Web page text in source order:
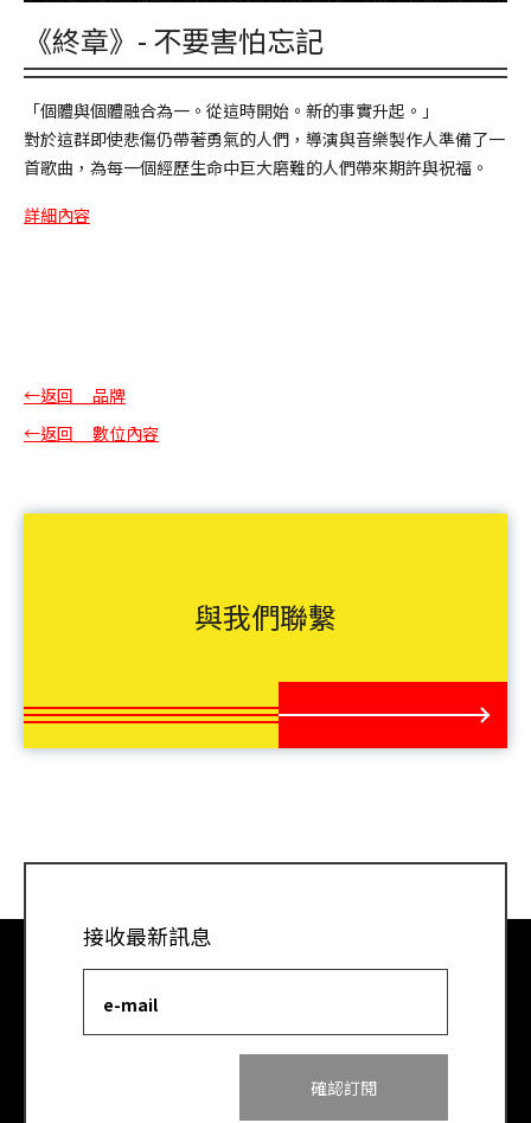
《終章》- 不要害怕忘記
「個體與個體融合為一。從這時開始。新的事實升起。」
對於這群即使悲傷仍帶著勇氣的人們，導演與音樂製作人準備了一
首歌曲，為每一個經歷生命中巨大磨難的人們帶來期許與祝福。
詳細內容
←返回__品牌
←返回__數位內容
與我們聯繫
接收最新訊息
e-mail